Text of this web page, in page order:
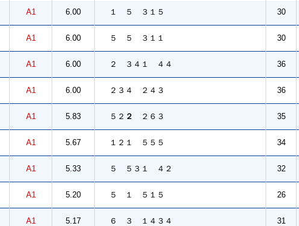
A1 6.00 １ ５ ３１５ 30
A1 6.00 ５ ５ ３１１ 30
A1 6.00 ２ ３４１ ４４ 36
A1 6.00 ２３４ ２４３ 36
A1 5.83 ５２ ２ ２６３ 35
A1 5.67 １２１ ５５５ 34
A1 5.33 ５ ５３１ ４２ 32
A1 5.20 ５ １ ５１５ 26
A1 5.17 ６ ３ １４３４ 31